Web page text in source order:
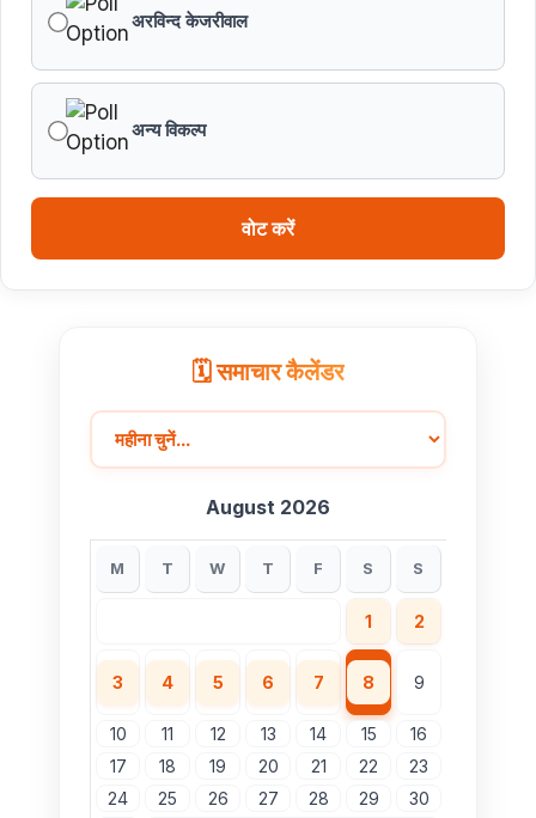
अरविन्द केजरीवाल
अन्य विकल्प
वोट करें
🗓️ समाचार कैलेंडर
August 2026
M T W T F S S
1 2
3 4 5 6 7 8 9
10 11 12 13 14 15
16
17
18 19 20 21 22
23
24
25 26 27 28 29
30